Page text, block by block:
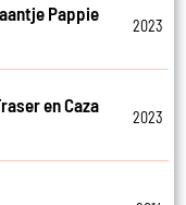
Pappie
2023
en Caza
2023